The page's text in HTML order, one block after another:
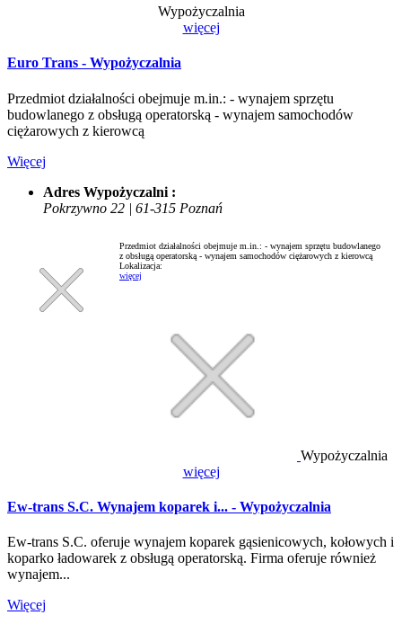
Wypożyczalnia
więcej
Euro Trans - Wypożyczalnia
Przedmiot działalności obejmuje m.in.: - wynajem sprzętu
budowlanego z obsługą operatorską - wynajem samochodów
ciężarowych z kierowcą
Więcej
Adres Wypożyczalni :
Pokrzywno 22 | 61-315 Poznań
Przedmiot działalności obejmuje m.in.: - wynajem sprzętu budowlanego
z obsługą operatorską - wynajem samochodów ciężarowych z kierowcą
Lokalizacja:
więcej
Wypożyczalnia
więcej
Ew-trans S.C. Wynajem koparek i... - Wypożyczalnia
Ew-trans S.C. oferuje wynajem koparek gąsienicowych, kołowych i
koparko ładowarek z obsługą operatorską. Firma oferuje również
wynajem...
Więcej